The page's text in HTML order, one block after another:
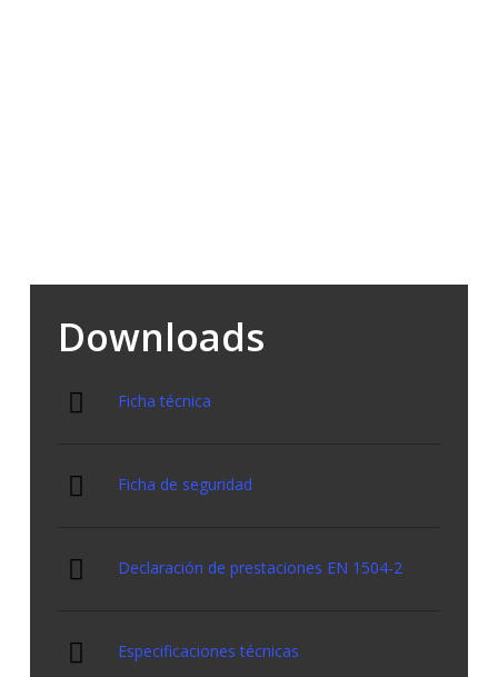
Downloads
Ficha técnica
Ficha de seguridad
Declaración de prestaciones EN 1504-2
Especificaciones técnicas